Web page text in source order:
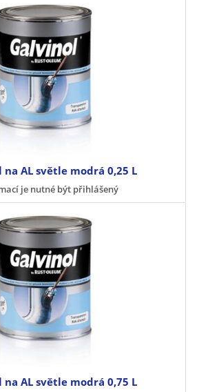
AL světle modrá 0,25 L
je nutné být přihlášený
AL světle modrá 0,75 L